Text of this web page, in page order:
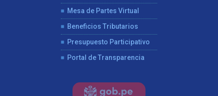
Mesa de Partes Virtual
Beneficios Tributarios
Presupuesto Participativo
Portal de Transparencia